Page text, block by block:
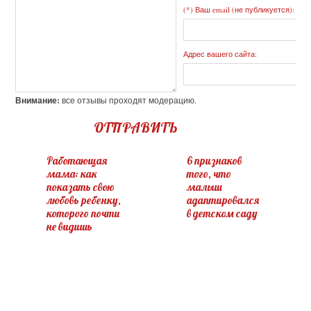
(*) Ваш email (не публикуется):
Адрес вашего сайта:
Внимание: все отзывы проходят модерацию.
ОТПРАВИТЬ
Работающая
мама: как
показать свою
любовь ребенку,
которого почти
не видишь
6 признаков
того, что
малыш
адаптировался
в детском саду